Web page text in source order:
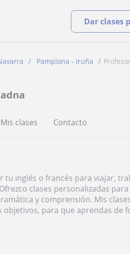
Dar clases
Pamplona - Iruña
Mis clases Contacto
tu inglés o francés para viajar,
clases personalizadas
y comprensión. Mis
objetivos, para que aprendas de